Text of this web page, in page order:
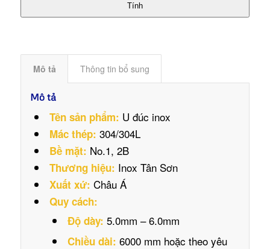
Tính
Mô tả Thông tin bổ sung
Mô tả
Tên sản phẩm: U đúc inox
Mác thép: 304/304L
Bề mặt: No.1, 2B
Thương hiệu: Inox Tân Sơn
Xuất xứ: Châu Á
Quy cách:
Độ dày: 5.0mm – 6.0mm
Chiều dài: 6000 mm hoặc theo yêu